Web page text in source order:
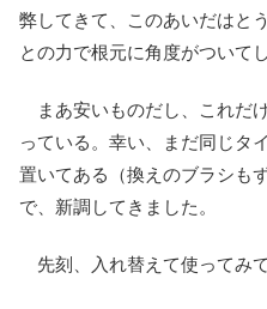
弊してきて、このあいだはと
との力で根元に角度がついて
まあ安いものだし、これだ
っている。幸い、まだ同じタ
置いてある（換えのブラシも
で、新調してきました。
先刻、入れ替えて使ってみ